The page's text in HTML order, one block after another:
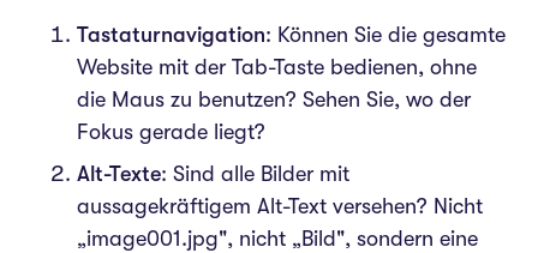
Tastaturnavigation: Können Sie die gesamte
Website mit der Tab-Taste bedienen, ohne
die Maus zu benutzen? Sehen Sie, wo der
Fokus gerade liegt?
Alt-Texte: Sind alle Bilder mit
aussagekräftigem Alt-Text versehen? Nicht
„image001.jpg", nicht „Bild", sondern eine